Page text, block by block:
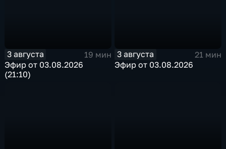
3 августа
19 мин
Эфир от 03.08.2026
(21:10)
3 августа
21 мин
Эфир от 03.08.2026